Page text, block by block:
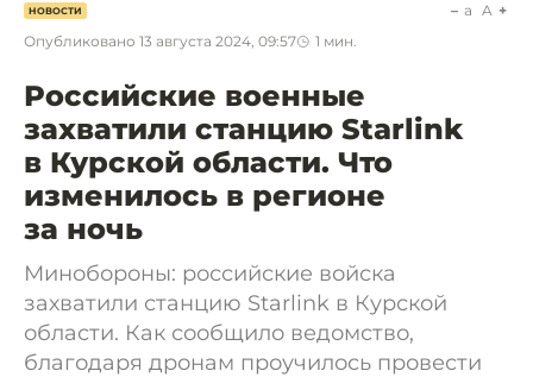
НОВОСТИ
Опубликовано 13 августа 2024, 09:57 1 мин.
a A
Российские военные
захватили станцию Starlink
в Курской области. Что
изменилось в регионе
за ночь
Минобороны: российские войска
захватили станцию Starlink в Курской
области. Как сообщило ведомство,
благодаря дронам проучилось провести